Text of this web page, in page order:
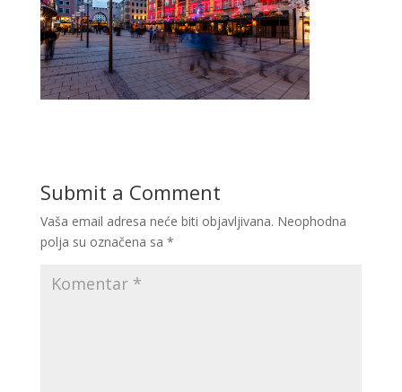
Submit a Comment
Vaša email adresa neće biti objavljivana. Neophodna
polja su označena sa *